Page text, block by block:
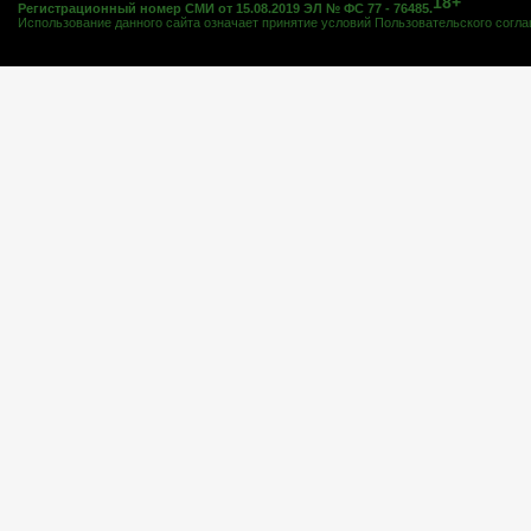
Регистрационный номер СМИ от 15.08.2019 ЭЛ № ФС 77 - 76485.
Использование данного сайта означает принятие условий Пользовательского